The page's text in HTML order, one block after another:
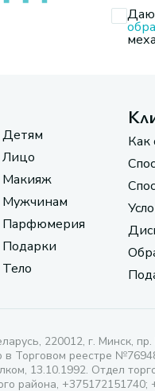
Даю
Детям
Лицо
Макияж
Мужчинам
Парфюмерия
Подарки
Тело
Как
220012, г. Минск,
в Торговом реестре
13.10.1992. Отдел
района, +375172151740;